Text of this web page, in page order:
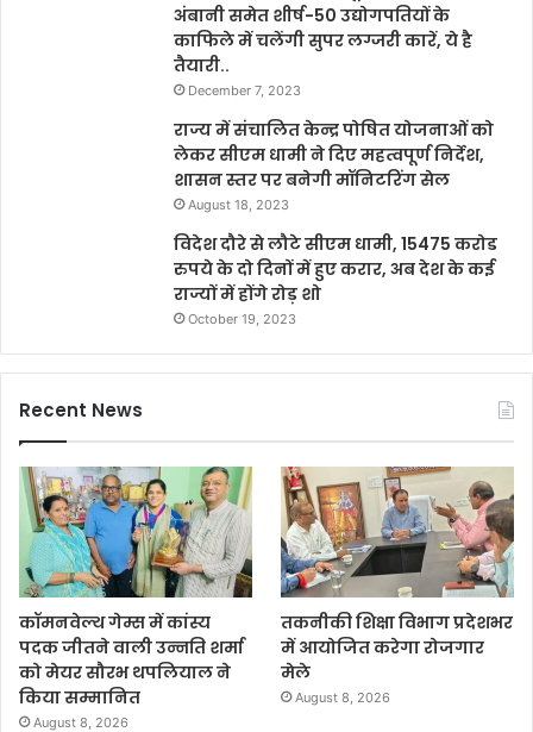
अंबानी समेत शीर्ष-50 उद्योगपतियों के
काफिले में चलेंगी सुपर लग्जरी कारें, ये है
तैयारी..
December 7, 2023
राज्य में संचालित केन्द्र पोषित योजनाओं को
लेकर सीएम धामी ने दिए महत्वपूर्ण निर्देश,
शासन स्तर पर बनेगी मॉनिटरिंग सेल
August 18, 2023
विदेश दौरे से लौटे सीएम धामी, 15475 करोड
रुपये के दो दिनों में हुए करार, अब देश के कई
राज्यों में होंगे रोड़ शो
October 19, 2023
Recent News
कॉमनवेल्थ गेम्स में कांस्य
पदक जीतने वाली उन्नति शर्मा
को मेयर सौरभ थपलियाल ने
किया सम्मानित
August 8, 2026
तकनीकी शिक्षा विभाग प्रदेशभर
में आयोजित करेगा रोजगार
मेले
August 8, 2026